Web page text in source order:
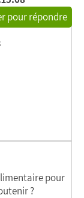
pour répondre
pour
?